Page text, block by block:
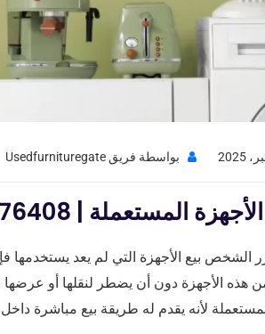
بواسطة فريق Usedfurnituregate
المستعملة | 97776408
الشخص بيع الأجهزة التي لم يعد
هذه الأجهزة دون أن يضطر لنقلها أو عرضها
لأنه يقدم له طريقة بيع مباشرة